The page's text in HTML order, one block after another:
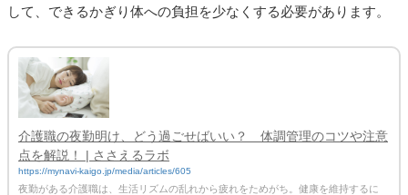
して、できるかぎり体への負担を少なくする必要があります。
介護職の夜勤明け、どう過ごせばいい？ 体調管理のコツや注意
点を解説！ | ささえるラボ
https://mynavi-kaigo.jp/media/articles/605
夜勤がある介護職は、生活リズムの乱れから疲れをためがち。健康を維持するに